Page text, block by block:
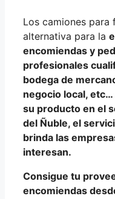
Los camiones para
alternativa para la
encomiendas y
profesionales
bodega de
negocio local,
su producto en el
del Ñuble, el
brinda las
interesan.
Consigue tu
encomiendas